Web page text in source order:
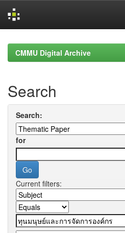
navigationCMMU Digital Archive
Search
Search:
for
Current filters: